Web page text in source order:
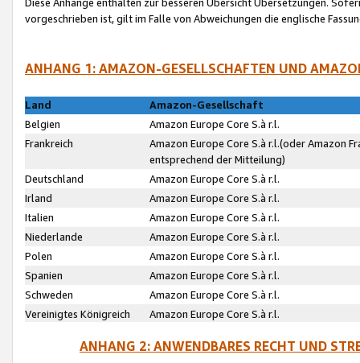
vorgeschrieben ist, gilt im Falle von Abweichungen die englische
ANHANG 1: AMAZON-GESELLSCHAFTEN UND
Land
Amazon-Gesellschaft
Belgien
Amazon Europe Core S.à r.l.
Frankreich
Amazon Europe Core S.à r.l.(oder Amazon
entsprechend der Mitteilung)
Deutschland
Amazon Europe Core S.à r.l.
Irland
Amazon Europe Core S.à r.l.
Italien
Amazon Europe Core S.à r.l.
Niederlande
Amazon Europe Core S.à r.l.
Polen
Amazon Europe Core S.à r.l.
Spanien
Amazon Europe Core S.à r.l.
Schweden
Amazon Europe Core S.à r.l.
Vereinigtes Königreich
Amazon Europe Core S.à r.l.
ANHANG 2: ANWENDBARES RECHT UND